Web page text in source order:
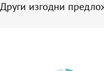
Други изгодни